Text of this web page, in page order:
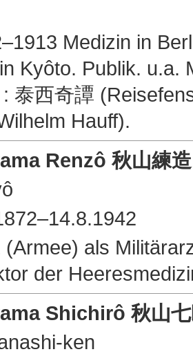
Medizin in
Kyôto. Publik. u.a.
: 泰西奇譚
Hauff).
Renzô 秋山練造
(Armee) als
der
Shichirô 秋山
ken